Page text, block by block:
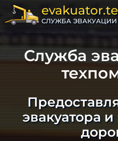
СЛУЖБА ЭВАКУАЦИИ
Служба
эвакуатора